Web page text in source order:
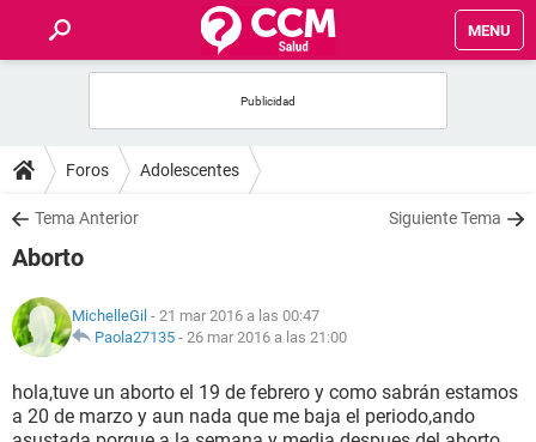
MENU
FOROS
SALUD
NUTRICIÓN
BIENESTAR
Foros Adolescentes
Tema Anterior Siguiente Tema
Aborto
MichelleGil - 21 mar 2016 a las 00:47
Paola27135 - 26 mar 2016 a las 21:00
hola,tuve un aborto el 19 de febrero y como sabrán estamos
a 20 de marzo y aun nada que me baja el periodo,ando